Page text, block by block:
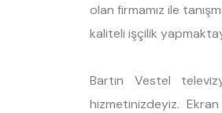
olan firmamız ile
kaliteli işçilik
Bartın Vestel
hizmetinizdeyiz.